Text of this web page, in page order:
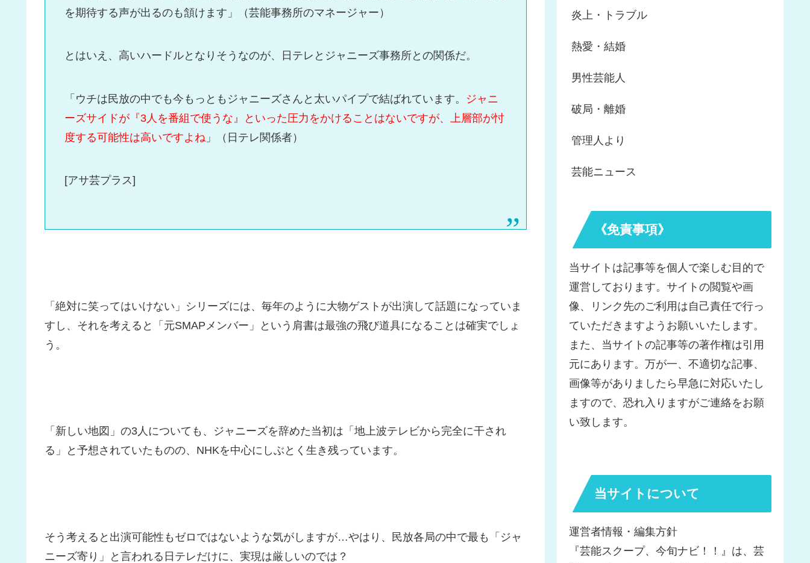
を期待する声が出るのも頷けます」（芸能事務所のマネージャー）
とはいえ、高いハードルとなりそうなのが、日テレとジャニーズ事務所との関係だ。
「ウチは民放の中でも今もっともジャニーズさんと太いパイプで結ばれています。 ジャニ
ーズサイドが『3人を番組で使うな』といった圧力をかけることはないですが、上層部が忖
度する可能性は高いですよね 」（日テレ関係者）
[アサ芸プラス]
「絶対に笑ってはいけない」シリーズには、毎年のように大物ゲストが出演して話題になっていま
すし、それを考えると「元SMAPメンバー」という肩書は最強の飛び道具になることは確実でしょ
う。
「新しい地図」の3人についても、ジャニーズを辞めた当初は「地上波テレビから完全に干され
る」と予想されていたものの、NHKを中心にしぶとく生き残っています。
そう考えると出演可能性もゼロではないような気がしますが…やはり、民放各局の中で最も「ジャ
ニーズ寄り」と言われる日テレだけに、実現は厳しいのでは？
炎上・トラブル
熱愛・結婚
男性芸能人
破局・離婚
管理人より
芸能ニュース
《免責事項》
当サイトは記事等を個人で楽しむ目的で
運営しております。サイトの閲覧や画
像、リンク先のご利用は自己責任で行っ
ていただきますようお願いいたします。
また、当サイトの記事等の著作権は引用
元にあります。万が一、不適切な記事、
画像等がありましたら早急に対応いたし
ますので、恐れ入りますがご連絡をお願
い致します。
当サイトについて
運営者情報・編集方針
『芸能スクープ、今旬ナビ！！』は、芸